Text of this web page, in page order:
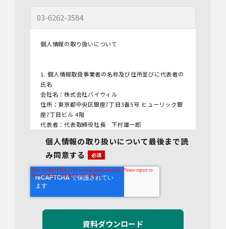
個人情報の取り扱いについて
1. 個人情報取扱事業者の名称及び住所並びに代表者の
氏名
会社名：株式会社バイウィル
住所：東京都中央区銀座7丁目3番5号 ヒューリック銀
座7丁目ビル 4階
代表者：代表取締役社長 下村雄一郎
2.個人情報保護管理者
管理者名：管理部長
連絡先：info@bywill.co.jp
3.利用目的
ます。）の利用目的は以下のとおりです。個人情報の
提供は任意ですが、必要な情報をご提供いただけない
個人情報の取り扱いについて最後まで読
み同意する